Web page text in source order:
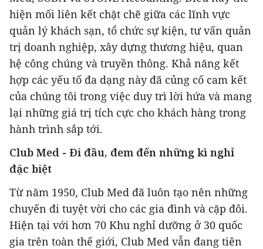
hiện mối liên kết chặt chẽ giữa các lĩnh vực
quản lý khách sạn, tổ chức sự kiện, tư vấn quản
trị doanh nghiệp, xây dựng thương hiệu, quan
hệ công chúng và truyền thông. Khả năng kết
hợp các yếu tố đa dạng này đã củng cố cam kết
của chúng tôi trong việc duy trì lời hứa và mang
lại những giá trị tích cực cho khách hàng trong
hành trình sắp tới.
Club Med - Đi đầu, đem đến những kì nghỉ
đặc biệt
Từ năm 1950, Club Med đã luôn tạo nên những
chuyến đi tuyệt vời cho các gia đình và cặp đôi.
Hiện tại với hơn 70 Khu nghỉ dưỡng ở 30 quốc
gia trên toàn thế giới, Club Med vẫn đang tiên